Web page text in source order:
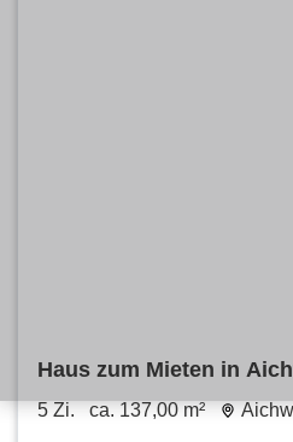
Haus zum Mieten in
5 Zi. ca. 137,00 m²